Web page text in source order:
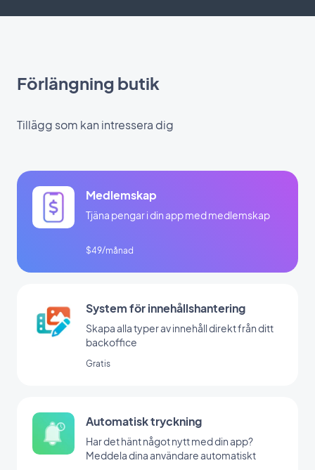
Förlängning butik
Tillägg som kan intressera dig
Medlemskap
Tjäna pengar i din app med medlemskap
$49/månad
System för innehållshantering
Skapa alla typer av innehåll direkt från ditt
backoffice
Gratis
Automatisk tryckning
Har det hänt något nytt med din app?
Meddela dina användare automatiskt